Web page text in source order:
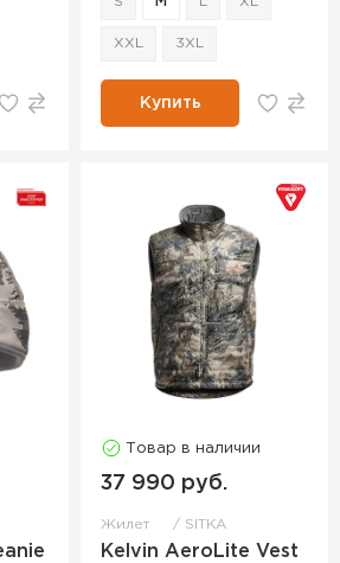
XXL 3XL
Купить
Товар в наличии
37 990 руб.
Жилет SITKA
Kelvin AeroLite Vest